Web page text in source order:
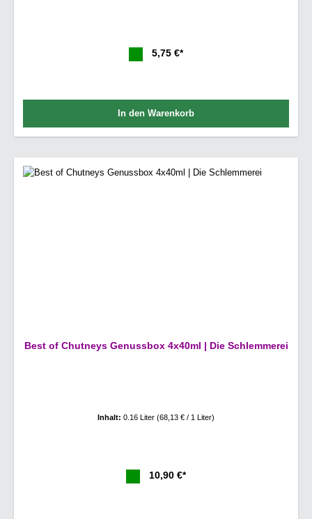
5,75 €*
In den Warenkorb
Best of Chutneys Genussbox 4x40ml | Die Schlemmerei
Inhalt: 0.16 Liter (68,13 € / 1 Liter)
10,90 €*